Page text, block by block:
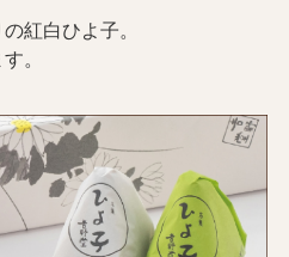
紅白ひよ子。
。